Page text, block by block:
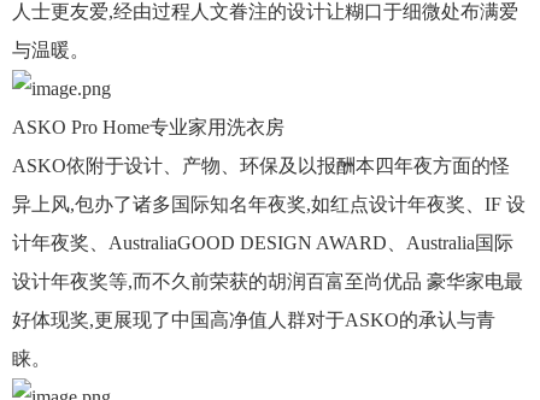
人士更友爱,经由过程人文眷注的设计让糊口于细微处布满爱
与温暖。
ASKO Pro Home专业家用洗衣房
ASKO依附于设计、产物、环保及以报酬本四年夜方面的怪
异上风,包办了诸多国际知名年夜奖,如红点设计年夜奖、IF 设
计年夜奖、AustraliaGOOD DESIGN AWARD、Australia国际
设计年夜奖等,而不久前荣获的胡润百富至尚优品 豪华家电最
好体现奖,更展现了中国高净值人群对于ASKO的承认与青
睐。